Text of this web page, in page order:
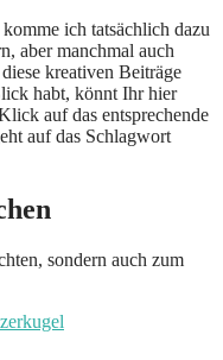
ich tatsächlich dazu
aber manchmal auch
kreativen Beiträge
habt, könnt Ihr hier
auf das entsprechende
auf das Schlagwort
sondern auch zum